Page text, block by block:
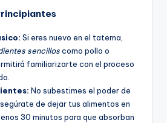
Si eres nuevo en el tatema,
sencilloscomo pollo o
familiarizarte con el proceso
No subestimes el poder de
de dejar tus alimentos en
30 minutos para que absorban